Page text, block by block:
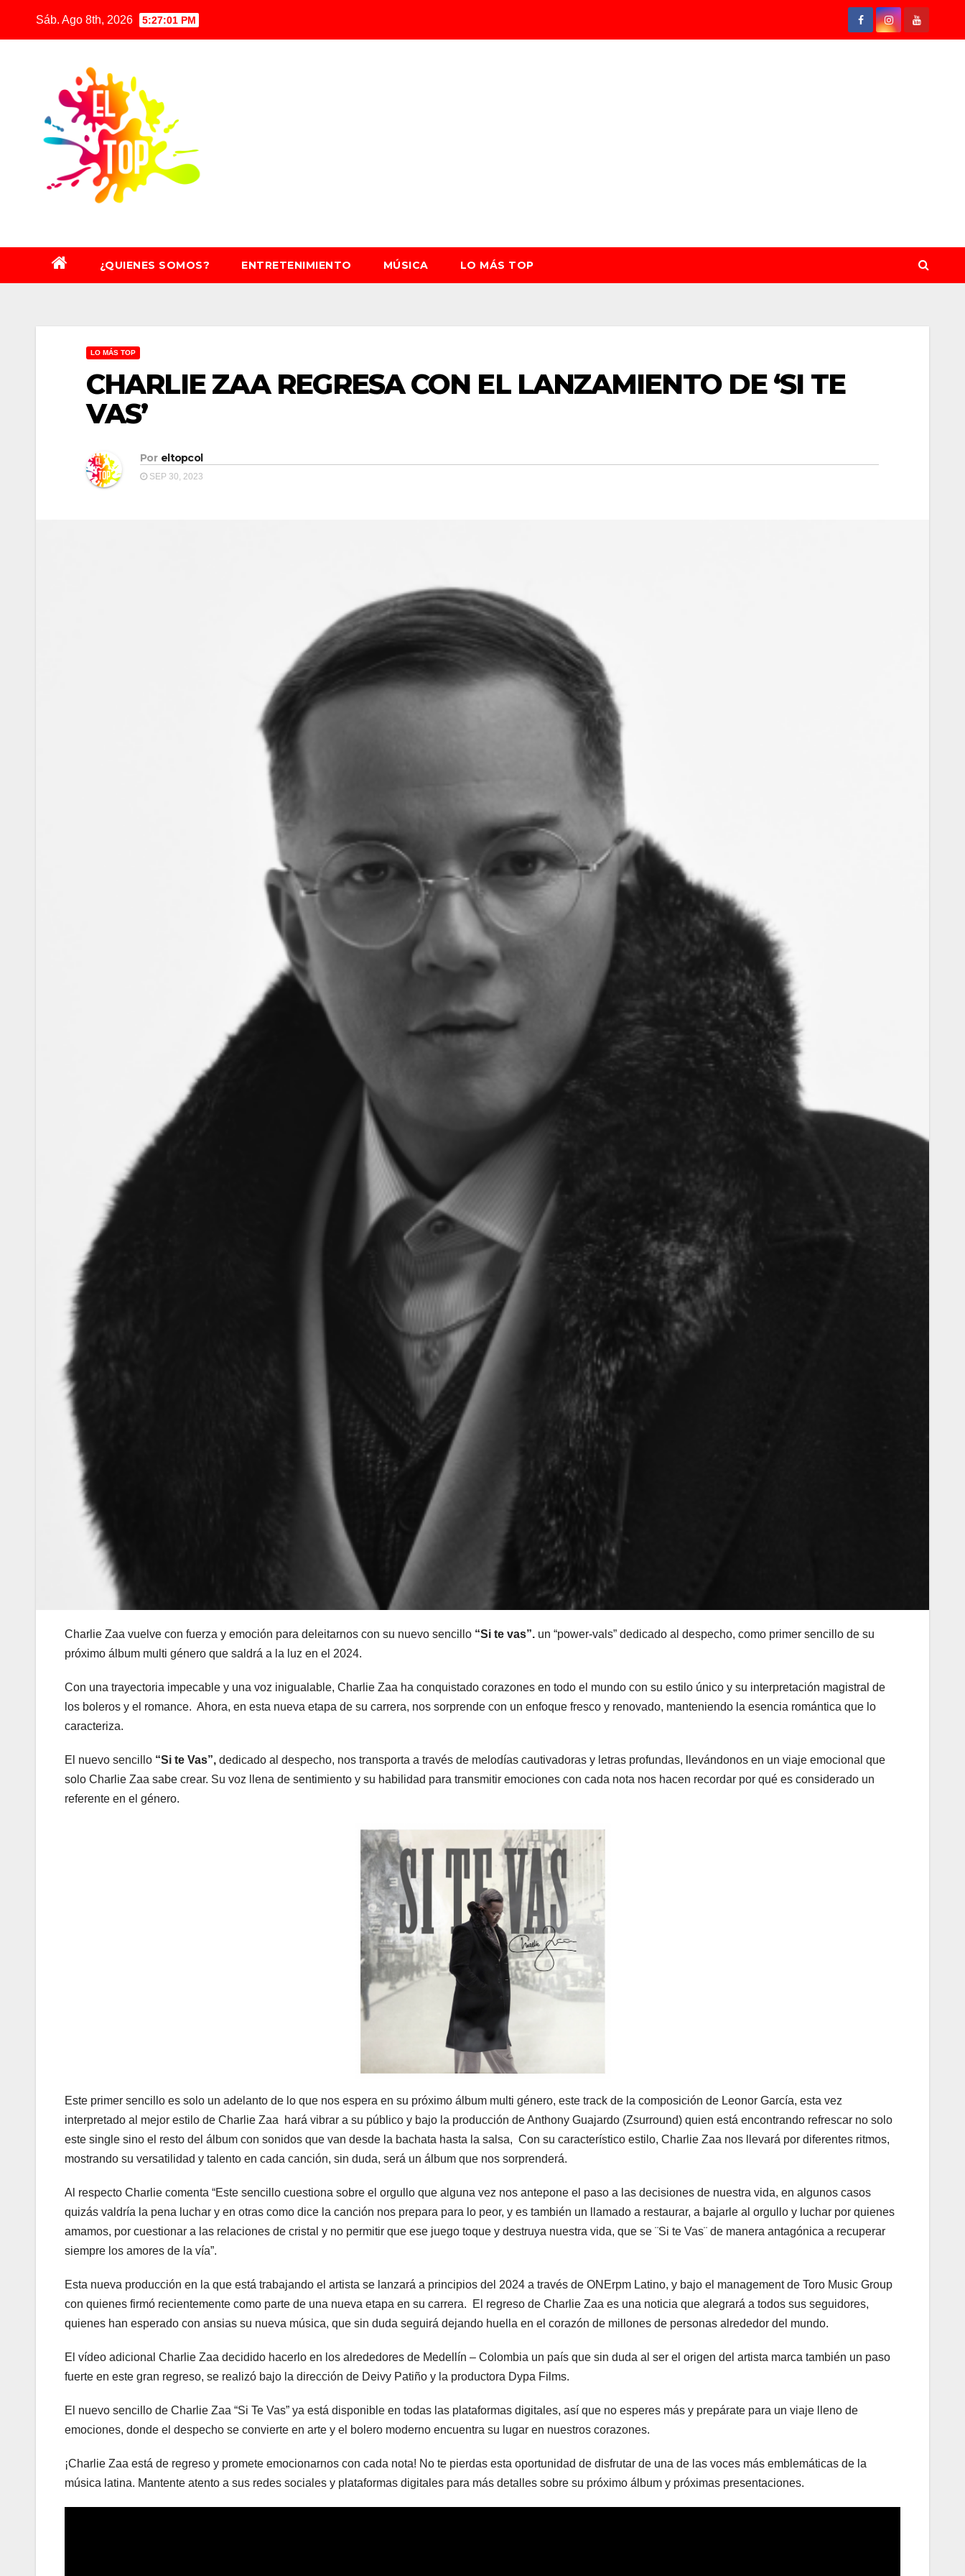
Sáb. Ago 8th, 2026 5:27:02 PM
¿QUIENES SOMOS? ENTRETENIMIENTO MÚSICA LO MÁS TOP
LO MÁS TOP
CHARLIE ZAA REGRESA CON EL LANZAMIENTO DE ‘SI TE
VAS’
Por eltopcol
SEP 30, 2023
Charlie Zaa vuelve con fuerza y emoción para deleitarnos con su nuevo sencillo “Si te vas”. un “power-vals” dedicado al despecho, como primer sencillo de su
próximo álbum multi género que saldrá a la luz en el 2024.
Con una trayectoria impecable y una voz inigualable, Charlie Zaa ha conquistado corazones en todo el mundo con su estilo único y su interpretación magistral de
los boleros y el romance. Ahora, en esta nueva etapa de su carrera, nos sorprende con un enfoque fresco y renovado, manteniendo la esencia romántica que lo
caracteriza.
El nuevo sencillo “Si te Vas”, dedicado al despecho, nos transporta a través de melodías cautivadoras y letras profundas, llevándonos en un viaje emocional que
solo Charlie Zaa sabe crear. Su voz llena de sentimiento y su habilidad para transmitir emociones con cada nota nos hacen recordar por qué es considerado un
referente en el género.
Este primer sencillo es solo un adelanto de lo que nos espera en su próximo álbum multi género, este track de la composición de Leonor García, esta vez
interpretado al mejor estilo de Charlie Zaa hará vibrar a su público y bajo la producción de Anthony Guajardo (Zsurround) quien está encontrando refrescar no solo
este single sino el resto del álbum con sonidos que van desde la bachata hasta la salsa, Con su característico estilo, Charlie Zaa nos llevará por diferentes ritmos,
mostrando su versatilidad y talento en cada canción, sin duda, será un álbum que nos sorprenderá.
Al respecto Charlie comenta “Este sencillo cuestiona sobre el orgullo que alguna vez nos antepone el paso a las decisiones de nuestra vida, en algunos casos
quizás valdría la pena luchar y en otras como dice la canción nos prepara para lo peor, y es también un llamado a restaurar, a bajarle al orgullo y luchar por quienes
amamos, por cuestionar a las relaciones de cristal y no permitir que ese juego toque y destruya nuestra vida, que se ¨Si te Vas¨ de manera antagónica a recuperar
siempre los amores de la vía”.
Esta nueva producción en la que está trabajando el artista se lanzará a principios del 2024 a través de ONErpm Latino, y bajo el management de Toro Music Group
con quienes firmó recientemente como parte de una nueva etapa en su carrera. El regreso de Charlie Zaa es una noticia que alegrará a todos sus seguidores,
quienes han esperado con ansias su nueva música, que sin duda seguirá dejando huella en el corazón de millones de personas alrededor del mundo.
El vídeo adicional Charlie Zaa decidido hacerlo en los alrededores de Medellín – Colombia un país que sin duda al ser el origen del artista marca también un paso
fuerte en este gran regreso, se realizó bajo la dirección de Deivy Patiño y la productora Dypa Films.
El nuevo sencillo de Charlie Zaa “Si Te Vas” ya está disponible en todas las plataformas digitales, así que no esperes más y prepárate para un viaje lleno de
emociones, donde el despecho se convierte en arte y el bolero moderno encuentra su lugar en nuestros corazones.
¡Charlie Zaa está de regreso y promete emocionarnos con cada nota! No te pierdas esta oportunidad de disfrutar de una de las voces más emblemáticas de la
música latina. Mantente atento a sus redes sociales y plataformas digitales para más detalles sobre su próximo álbum y próximas presentaciones.